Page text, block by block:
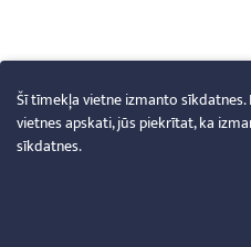
Šī tīmekļa vietne izmanto
vietnes apskati, jūs piekrītat, ka
sīkdatnes.